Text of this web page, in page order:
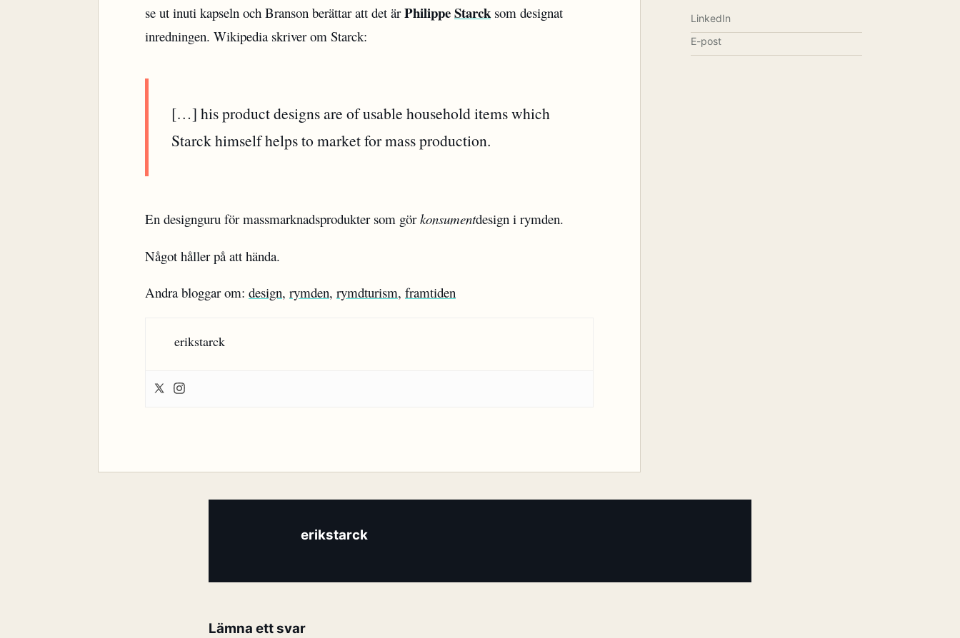
se ut inuti kapseln och Branson berättar att det ärPhilippeStarck som designat
inredningen. Wikipedia skriver om Starck:
[…] his product designs are of usable household items which
Starck himself helps to market for mass production.
En designguru för massmarknadsprodukter som görkonsumentdesign i rymden.
Något håller på att hända.
Andra bloggar om: design, rymden, rymdturism, framtiden
erikstarck
LinkedIn
E-post
erikstarck
Lämna ett svar